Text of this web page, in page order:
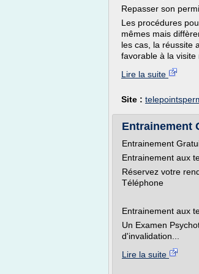
Repasser son
Les procédures
mêmes mais
les cas, la réussite
favorable à la visite
Lire la suite
Site :
Entrainement
Entrainement
Entrainement aux
Réservez votre
Téléphone
Entrainement aux
Un Examen
d'invalidation...
Lire la suite